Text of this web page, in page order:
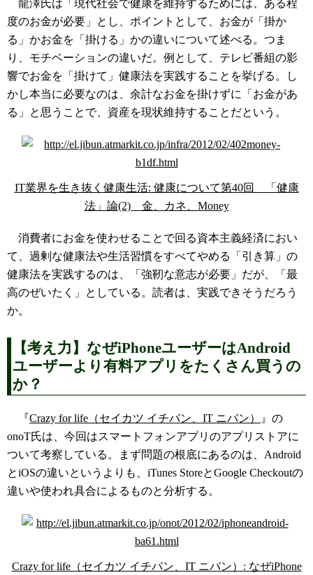
龍澤氏は「現代社会で健康を維持するためには、ある程
度のお金が必要」とし、ポイントとして、お金が「掛か
る」かお金を「掛ける」かの違いについて述べる。つま
り、モチベーションの違いだ。例として、テレビ番組の影
響でお金を「掛けて」健康法を実践することを挙げる。し
かし本当に必要なのは、余計なお金を掛けずに「お金があ
る」と思うことで、資産を現状維持することだという。
IT業界を生き抜く健康生活: 健康について第40回 「健康
法」論(2) 金、カネ、Money
消費者にお金を使わせることで回る資本主義経済におい
て、過剰な健康法や生活習慣をすべてやめる「引き算」の
健康法を実践するのは、「強靭な意志が必要」だが、「最
高のぜいたく」としている。読者は、実践できそうだろう
か。
【考え力】なぜiPhoneユーザーはAndroid
ユーザーより有料アプリをたくさん買うの
か？
『Crazy for life（セイカツ イチバン、IT ニバン）
』の
onoT氏は、今回はスマートフォンアプリのアプリストアに
ついて考察している。まず問題の根底にあるのは、Android
とiOSの違いというよりも、iTunes StoreとGoogle Checkoutの
違いや使われ具合によるものと分析する。
Crazy for life（セイカツ イチバン、IT ニバン）: なぜiPhone